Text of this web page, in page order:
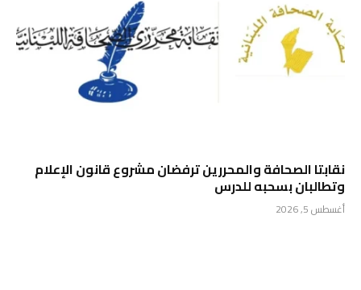
نقابتا الصحافة والمحررين ترفضان مشروع قانون الإعلام
وتطالبان بسحبه للدرس
أغسطس 5, 2026